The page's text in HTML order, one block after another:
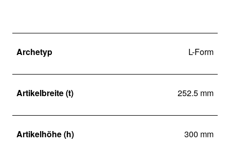
Archetyp L-Form
Artikelbreite (t) 252.5 mm
Artikelhöhe (h) 300 mm